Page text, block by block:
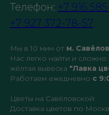
Телефон: +7 916
+7 927 372-78-57
Мы в 10 мин от м.
Нас легко найти и сложно
жёлтая вывеска "Лавка
Работаем ежедневно с
Цветы на Савёловской:
Доставка цветов по